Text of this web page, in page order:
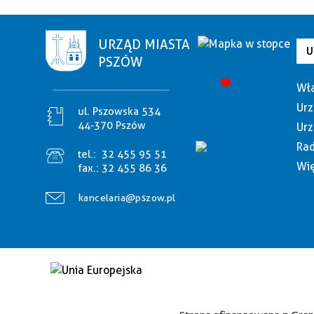
URZĄD MIASTA
PSZÓW
ul. Pszowska 534
44-370 Pszów
tel.: 32 455 95 51
fax.: 32 455 86 36
kancelaria@pszow.pl